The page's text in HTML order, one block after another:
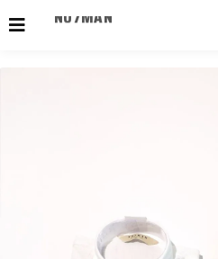
2000TL Üzeri Kargo Ücretsiz!